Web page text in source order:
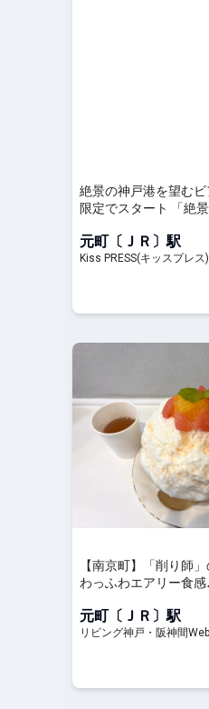
絶景の神戸港を望む
限定でスタート 「絶
元町〔ＪＲ〕駅
Kiss PRESS(キッスプレ
【南京町】「削り師
わっふわエアリー食感
元町〔ＪＲ〕駅
リビング神戸・阪神間